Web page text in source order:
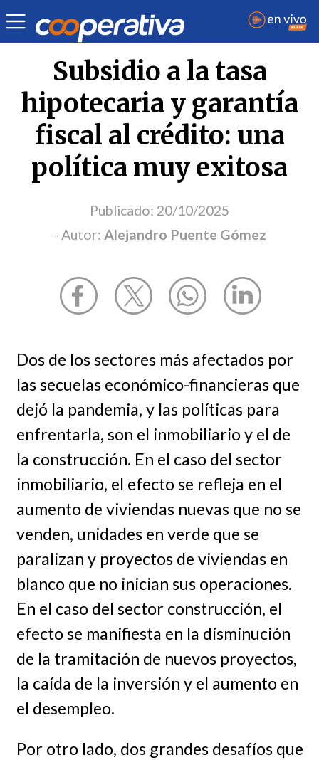
Opinión | Alejandro Puente Gómez
Subsidio a la tasa
hipotecaria y garantía
fiscal al crédito: una
política muy exitosa
Publicado: 20/10/2025
- Autor: Alejandro Puente Gómez
Dos de los sectores más afectados por
las secuelas económico-financieras que
dejó la pandemia, y las políticas para
enfrentarla, son el inmobiliario y el de
la construcción. En el caso del sector
inmobiliario, el efecto se refleja en el
aumento de viviendas nuevas que no se
venden, unidades en verde que se
paralizan y proyectos de viviendas en
blanco que no inician sus operaciones.
En el caso del sector construcción, el
efecto se manifiesta en la disminución
de la tramitación de nuevos proyectos,
la caída de la inversión y el aumento en
el desempleo.
Por otro lado, dos grandes desafíos que